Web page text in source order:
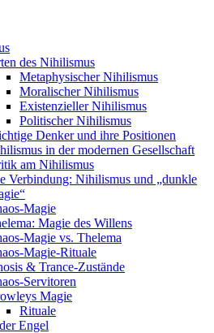
des Nihilismus
Metaphysischer Nihilismus
Moralischer Nihilismus
Existenzieller Nihilismus
Politischer Nihilismus
Denker und ihre Positionen
in der modernen Gesellschaft
am Nihilismus
Verbindung: Nihilismus und „dunkle
Magie
Magie des Willens
Magie vs. Thelema
Magie-Rituale
& Trance-Zustände
Servitoren
Magie
Rituale
Engel